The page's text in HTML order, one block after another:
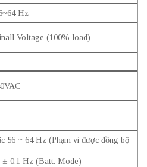
Hz
Voltage (100% load)
56 ~ 64 Hz (Phạm vi được đồng bộ
0.1 Hz (Batt. Mode)